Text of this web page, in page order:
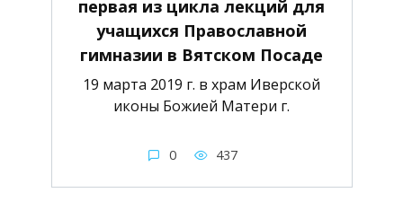
первая из цикла лекций для
учащихся Православной
гимназии в Вятском Посаде
19 марта 2019 г. в храм Иверской
иконы Божией Матери г.
0 437